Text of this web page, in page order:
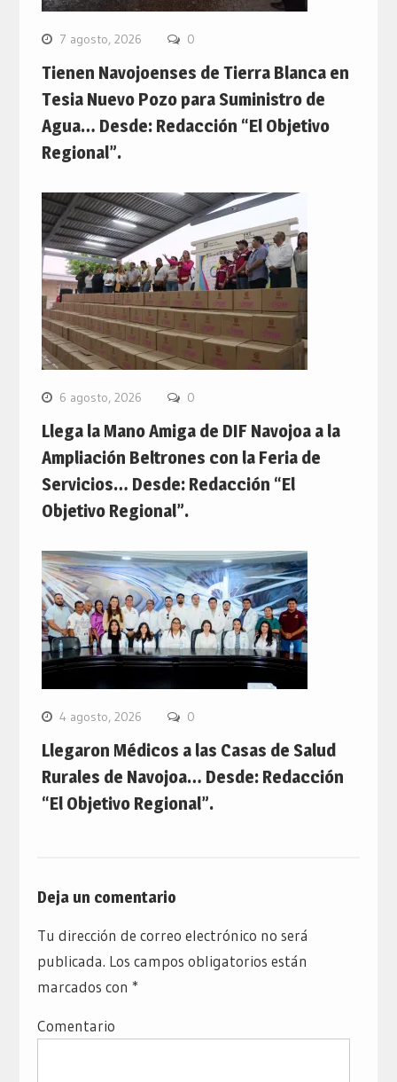
7 agosto, 2026 0
Tienen Navojoenses de Tierra Blanca en
Tesia Nuevo Pozo para Suministro de
Agua… Desde: Redacción “El Objetivo
Regional”.
6 agosto, 2026 0
Llega la Mano Amiga de DIF Navojoa a la
Ampliación Beltrones con la Feria de
Servicios… Desde: Redacción “El
Objetivo Regional”.
4 agosto, 2026 0
Llegaron Médicos a las Casas de Salud
Rurales de Navojoa… Desde: Redacción
“El Objetivo Regional”.
Deja un comentario
Tu dirección de correo electrónico no será
publicada. Los campos obligatorios están
marcados con *
Comentario